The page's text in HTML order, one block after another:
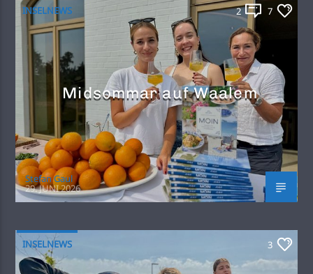
INSELNEWS 2 7
Midsommar auf Waalem
Stefan Gaul
29. JUNI 2026
INSELNEWS 3